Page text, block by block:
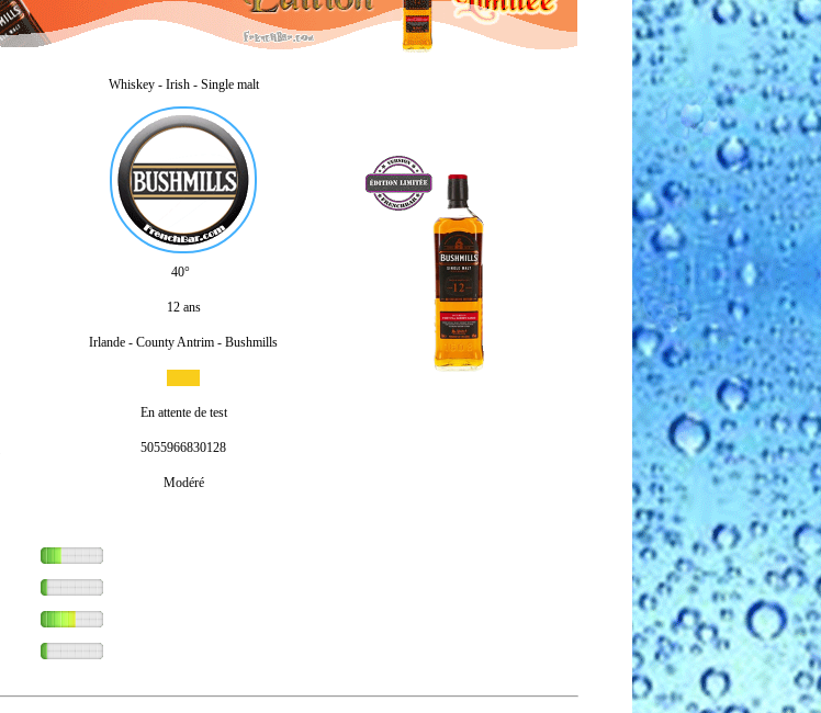
Whiskey - Irish - Single malt
40°
12 ans
Irlande - County Antrim - Bushmills
En attente de test
5055966830128
Modéré